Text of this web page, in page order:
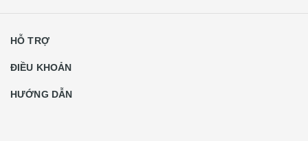
HỖ TRỢ
ĐIỀU KHOẢN
HƯỚNG DẪN